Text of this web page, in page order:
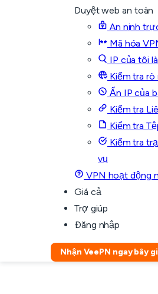
Duyệt web an toàn
An ninh
Mã hóa
IP của tôi
Kiểm tra rò
Ẩn IP của
Kiểm tra
Kiểm tra
Kiểm tra
vụ
VPN hoạt động
Giá cả
Trợ giúp
Đăng nhập
Nhận VeePN ngay bây